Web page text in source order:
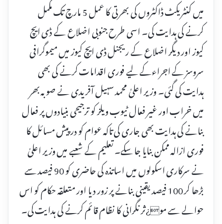
میں کنٹریکٹ ڈاکٹروں کی بھرتی کا عمل 5 مارچ تک مکمل
کرنے کی ہدایت کی۔ اسی طرح جنوبی اضلاع کے ڈی ایچ
کیوز اور دیگر اضلاع کے ریجنل ڈی ایچ کیوز میں میموگرافی
سروسز کے اجراءکے لیے فوری اقدامات کرنے کی بھی
ہدایت کی گئی۔ وزیر اعلیٰ محمد سہیل آفریدی نے صوبہ بھر
میں خراب اور غیر فعال ٹیوب ویلز کو ترجیحی بنیادوں پر فعال
بنانے کی ہدایت بھی جاری کی تاکہ عوام کو درپیش مسائل کا
فوری ازالہ ممکن بنایا جا سکے۔ تعلیم کے شعبے میں وزیر اعلیٰ
نے سرکاری اسکولوں میں اساتذہ کی حاضری کو 90 فیصد سے
بڑھا کر 100 فیصد یقینی بنانے پر زور دیا اور متعلقہ حکام کو اس
حوالے سے مو¿ثر نگرانی کا نظام قائم کرنے کی ہدایت کی۔